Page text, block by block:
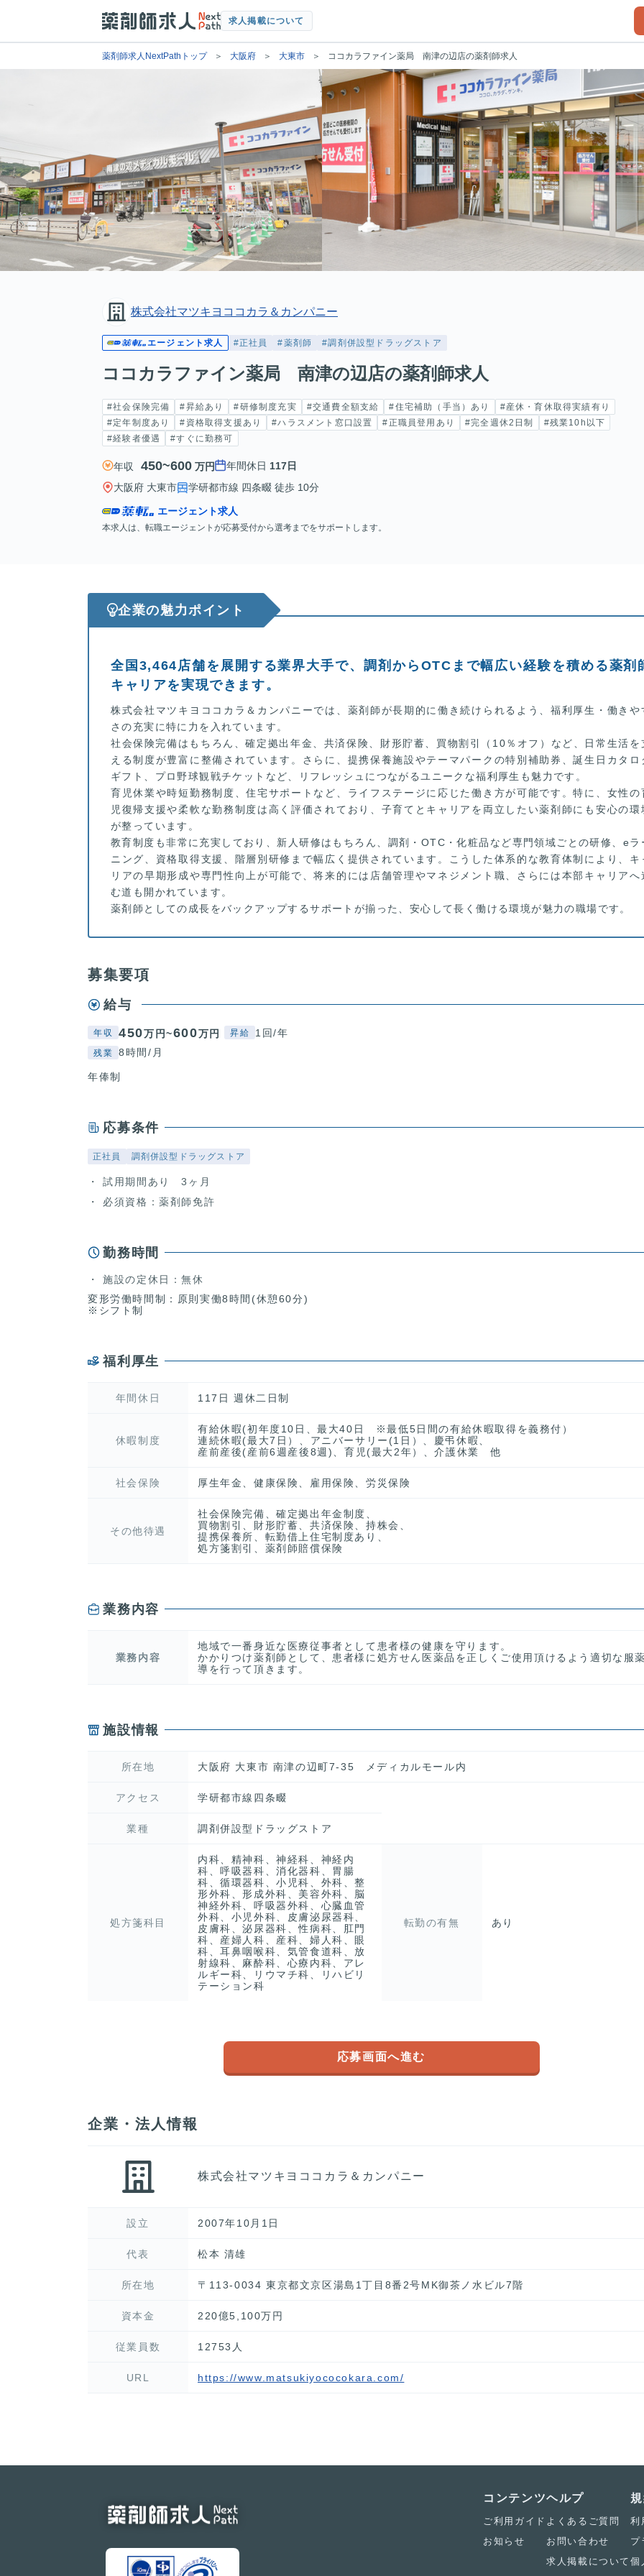
求人掲載について
薬剤師求人NextPathトップ 大阪府 大東市 ココカラファイン薬局 南津の辺店の薬剤師求人
株式会社マツキヨココカラ＆カンパニー
エージェント求人 #正社員 #薬剤師 #調剤併設型ドラッグストア
ココカラファイン薬局 南津の辺店の薬剤師求人
#社会保険完備 #昇給あり #研修制度充実 #交通費全額支給 #住宅補助（手当）あり
#産休・育休取得実績有り
#定年制度あり
#資格取得支援あり #ハラスメント窓口設置 #正職員登用あり #完全週休2日制
#残業10h以下
#経験者優遇
#すぐに勤務可
年収 450~600 万円 年間休日 117日
大阪府 大東市
学研都市線 四条畷 徒歩 10分
エージェント求人
本求人は、転職エージェントが応募受付から選考までをサポートします。
企業の魅力ポイント
全国3,464店舗を展開する業界大手で、調剤からOTCまで幅広い経験を積める薬剤
キャリアを実現できます。
株式会社マツキヨココカラ＆カンパニーでは、薬剤師が長期的に働き続けられるよう、福利厚生・働きや
さの充実に特に力を入れています。
社会保険完備はもちろん、確定拠出年金、共済保険、財形貯蓄、買物割引（10％オフ）など、日常生活を
える制度が豊富に整備されています。さらに、提携保養施設やテーマパークの特別補助券、誕生日カタロ
ギフト、プロ野球観戦チケットなど、リフレッシュにつながるユニークな福利厚生も魅力です。
育児休業や時短勤務制度、住宅サポートなど、ライフステージに応じた働き方が可能です。特に、女性の
児復帰支援や柔軟な勤務制度は高く評価されており、子育てとキャリアを両立したい薬剤師にも安心の環
が整っています。
教育制度も非常に充実しており、新人研修はもちろん、調剤・OTC・化粧品など専門領域ごとの研修、eラ
ニング、資格取得支援、階層別研修まで幅広く提供されています。こうした体系的な教育体制により、キ
リアの早期形成や専門性向上が可能で、将来的には店舗管理やマネジメント職、さらには本部キャリアへ
む道も開かれています。
薬剤師としての成長をバックアップするサポートが揃った、安心して長く働ける環境が魅力の職場です。
募集要項
給与
年収 450万円~600万円 昇給 1回/年
残業 8時間/月
年俸制
応募条件
正社員 調剤併設型ドラッグストア
試用期間あり 3ヶ月
必須資格：薬剤師免許
勤務時間
施設の定休日：無休
変形労働時間制：原則実働8時間(休憩60分)
※シフト制
福利厚生
年間休日 117日 週休二日制
休暇制度
有給休暇(初年度10日、最大40日 ※最低5日間の有給休暇取得を義務付）
連続休暇(最大7日）、アニバーサリー(1日）、慶弔休暇、
産前産後(産前6週産後8週)、育児(最大2年）、介護休業 他
社会保険 厚生年金、健康保険、雇用保険、労災保険
その他待遇
社会保険完備、確定拠出年金制度、
買物割引、財形貯蓄、共済保険、持株会、
提携保養所、転勤借上住宅制度あり、
処方箋割引、薬剤師賠償保険
業務内容
業務内容
地域で一番身近な医療従事者として患者様の健康を守ります。
かかりつけ薬剤師として、患者様に処方せん医薬品を正しくご使用頂けるよう適切な服
導を行って頂きます。
施設情報
所在地 大阪府 大東市 南津の辺町7-35 メディカルモール内
アクセス 学研都市線四条畷
業種 調剤併設型ドラッグストア
処方箋科目
内科、精神科、神経科、神経内
科、呼吸器科、消化器科、胃腸
科、循環器科、小児科、外科、整
形外科、形成外科、美容外科、脳
神経外科、呼吸器外科、心臓血管
外科、小児外科、皮膚泌尿器科、
皮膚科、泌尿器科、性病科、肛門
科、産婦人科、産科、婦人科、眼
科、耳鼻咽喉科、気管食道科、放
射線科、麻酔科、心療内科、アレ
ルギー科、リウマチ科、リハビリ
テーション科
転勤の有無 あり
応募画面へ進む
企業・法人情報
株式会社マツキヨココカラ＆カンパニー
設立 2007年10月1日
代表 松本 清雄
所在地 〒113-0034 東京都文京区湯島1丁目8番2号MK御茶ノ水ビル7階
資本金 220億5,100万円
従業員数 12753人
URL https://www.matsukiyococokara.com/
コンテンツ
ご利用ガイド
お知らせ
ヘルプ
よくあるご質問
お問い合わせ
求人掲載について
利
プ
個